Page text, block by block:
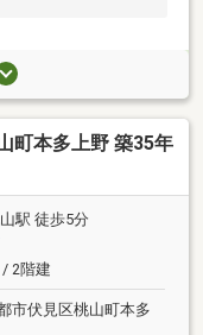
町本多上野 築35年
駅 徒歩5分
2階建
市伏見区桃山町本多